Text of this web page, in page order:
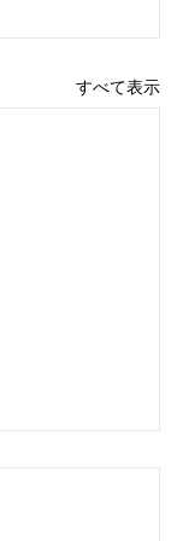
すべて表示